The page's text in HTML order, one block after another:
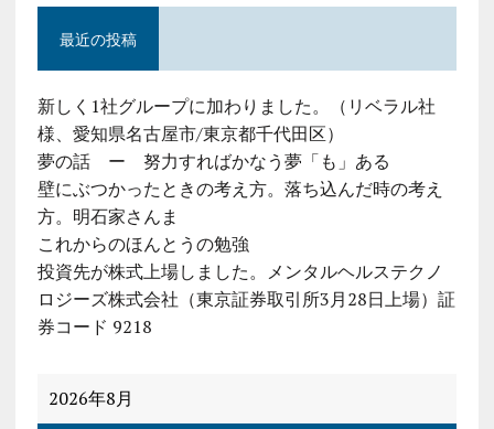
最近の投稿
新しく1社グループに加わりました。（リベラル社
様、愛知県名古屋市/東京都千代田区）
夢の話 ー 努力すればかなう夢「も」ある
壁にぶつかったときの考え方。落ち込んだ時の考え
方。明石家さんま
これからのほんとうの勉強
投資先が株式上場しました。メンタルヘルステクノ
ロジーズ株式会社（東京証券取引所3月28日上場）証
券コード 9218
2026年8月